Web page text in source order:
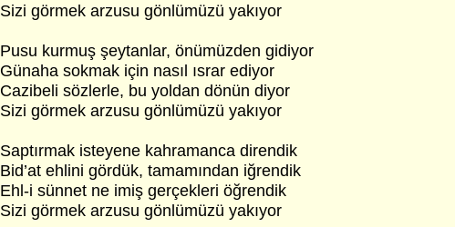
Sizi görmek arzusu gönlümüzü yakıyor
Pusu kurmuş şeytanlar, önümüzden gidiyor
Günaha sokmak için nasıl ısrar ediyor
Cazibeli sözlerle, bu yoldan dönün diyor
Sizi görmek arzusu gönlümüzü yakıyor
Saptırmak isteyene kahramanca direndik
Bid’at ehlini gördük, tamamından iğrendik
Ehl-i sünnet ne imiş gerçekleri öğrendik
Sizi görmek arzusu gönlümüzü yakıyor